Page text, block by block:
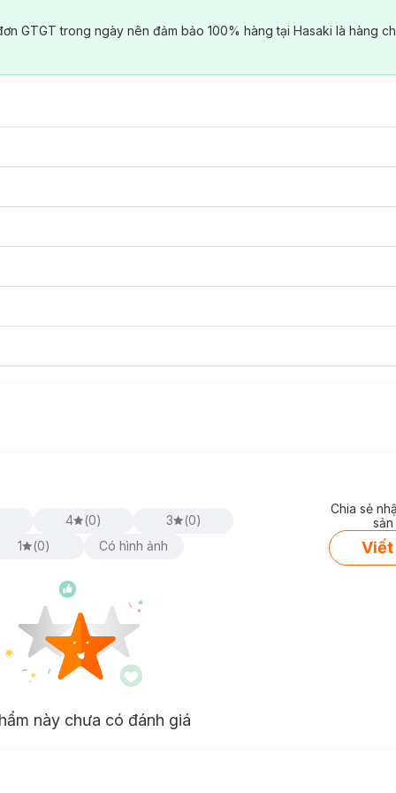
GTGT trong ngày nên đảm bảo 100% hàng tại Hasaki là hàng
4 (0) 3 (0)
1
(0) Có hình ảnh
Chia sẻ
Viết
này chưa có đánh giá